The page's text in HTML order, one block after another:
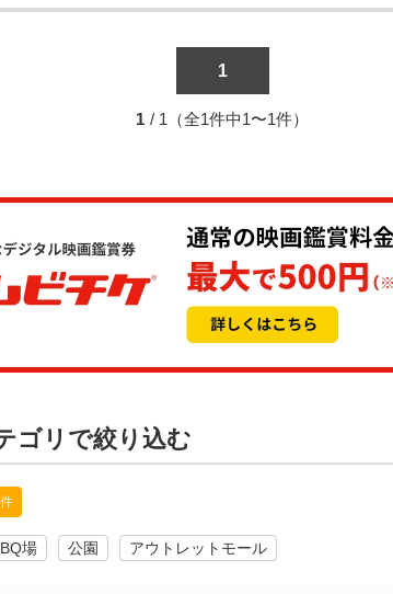
1
1 / 1（全1件中1〜1件）
ゴリで絞り込む
場 公園 アウトレットモール